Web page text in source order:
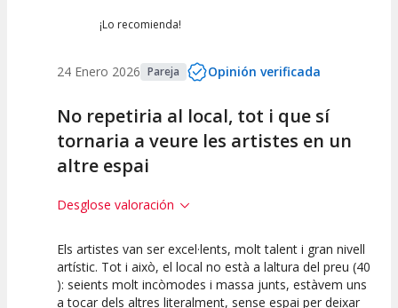
¡Lo recomienda!
24 Enero 2026 Pareja Opinión verificada
No repetiria al local, tot i que sí
tornaria a veure les artistes en un
altre espai
Desglose valoración
7.5
Calidad del
Espectáculo
7.5
Puesta en
Escena
10
Interpretación
artística
Els artistes van ser excel·lents, molt talent i gran nivell
artístic. Tot i això, el local no està a laltura del preu (40
): seients molt incòmodes i massa junts, estàvem uns
a tocar dels altres literalment, sense espai per deixar